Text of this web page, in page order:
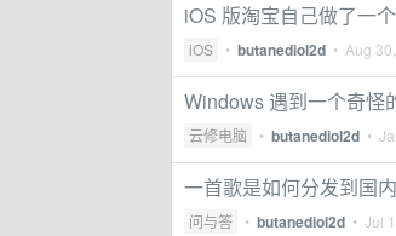
iOS 版淘宝自己做了一
iOS • butanediol2d • Aug
Windows 遇到一个奇怪
云修电脑 • butanediol2d •
一首歌是如何分发到国
问与答 • butanediol2d • Jul